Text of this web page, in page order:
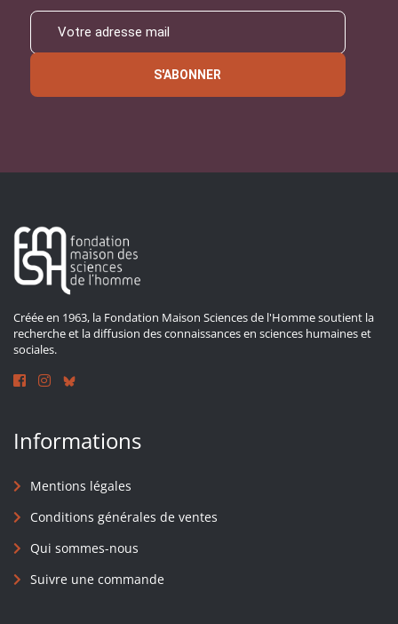
S'ABONNER
Créée en 1963, la Fondation Maison Sciences de l'Homme soutient la
recherche et la diffusion des connaissances en sciences humaines et
sociales.
Informations
Mentions légales
Conditions générales de ventes
Qui sommes-nous
Suivre une commande